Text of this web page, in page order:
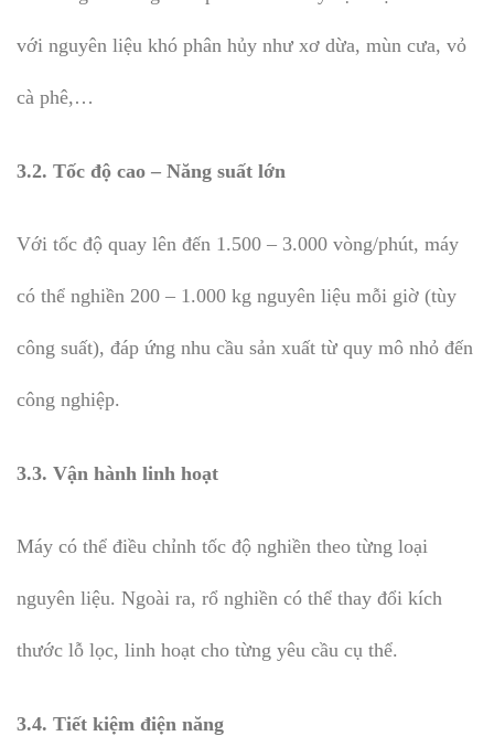
với nguyên liệu khó phân hủy như xơ dừa, mùn cưa, vỏ
cà phê,…
3.2. Tốc độ cao – Năng suất lớn
Với tốc độ quay lên đến 1.500 – 3.000 vòng/phút, máy
có thể nghiền 200 – 1.000 kg nguyên liệu mỗi giờ (tùy
công suất), đáp ứng nhu cầu sản xuất từ quy mô nhỏ đến
công nghiệp.
3.3. Vận hành linh hoạt
Máy có thể điều chỉnh tốc độ nghiền theo từng loại
nguyên liệu. Ngoài ra, rổ nghiền có thể thay đổi kích
thước lỗ lọc, linh hoạt cho từng yêu cầu cụ thể.
3.4. Tiết kiệm điện năng